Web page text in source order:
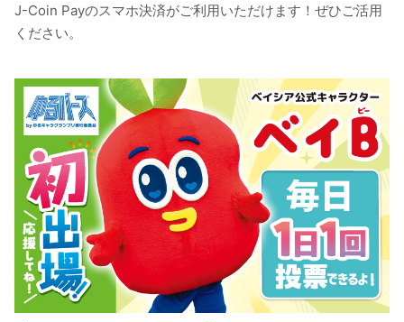
J-Coin Payのスマホ決済がご利用いただけます！ぜひご活用
ください。